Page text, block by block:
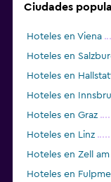
Ciudades
Hoteles en Viena
Hoteles en
Hoteles en
Hoteles en
Hoteles en Graz
Hoteles en Linz
Hoteles en Zell
Hoteles en